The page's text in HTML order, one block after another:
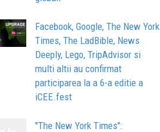
Facebook, Google, The New York
Times, The LadBible, News
Deeply, Lego, TripAdvisor si
multi altii au confirmat
participarea la a 6-a editie a
iCEE.fest
"The New York Times":